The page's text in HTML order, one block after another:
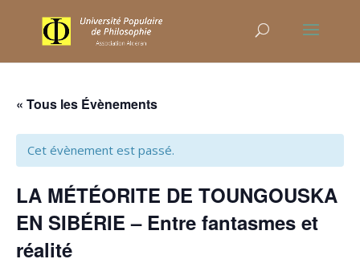
« Tous les Évènements
Cet évènement est passé.
LA MÉTÉORITE DE TOUNGOUSKA
EN SIBÉRIE – Entre fantasmes et
réalité